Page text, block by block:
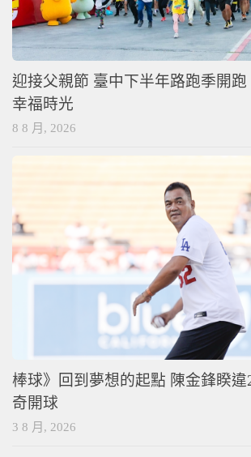
迎接父親節 臺中下半年路跑季開跑
幸福時光
8 8 月, 2026
棒球》回到夢想的起點 陳金鋒睽違
奇開球
3 8 月, 2026